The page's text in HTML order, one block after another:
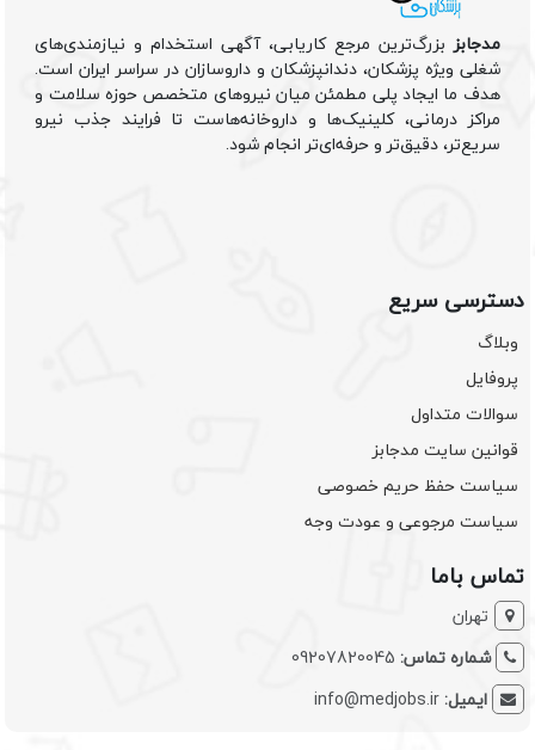
مدجابزبزرگ‌ترین مرجع کاریابی، آگهی استخدام و نیازمندی‌های
شغلی ویژه پزشکان، دندانپزشکان و داروسازان در سراسر ایران است.
هدف ما ایجاد پلی مطمئن میان نیروهای متخصص حوزه سلامت و
مراکز درمانی، کلینیک‌ها و داروخانه‌هاست تا فرایند جذب نیرو
سریع‌تر، دقیق‌تر و حرفه‌ای‌تر انجام شود.
دسترسی سریع
وبلاگ
پروفایل
سوالات متداول
قوانین سایت مدجابز
سیاست حفظ حریم خصوصی
سیاست مرجوعی و عودت وجه
تماس باما
تهران
شماره تماس: 09207820045
ایمیل:info@medjobs.ir